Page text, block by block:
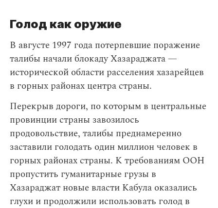
Голод как оружие
В августе 1997 года потерпевшие поражение
талибы начали блокаду Хазараджата —
исторической области расселения хазарейцев
в горных районах центра страны.
Перекрыв дороги, по которым в центральные
провинции страны завозилось
продовольствие, талибы преднамеренно
заставили голодать один миллион человек в
горных районах страны. К требованиям ООН
пропустить гуманитарные грузы в
Хазараджат новые власти Кабула оказались
глухи и продолжили использовать голод в